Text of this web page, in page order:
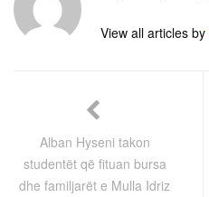
View all articles by
Alban Hyseni takon
studentët që fituan bursa
dhe familjarët e Mulla Idriz